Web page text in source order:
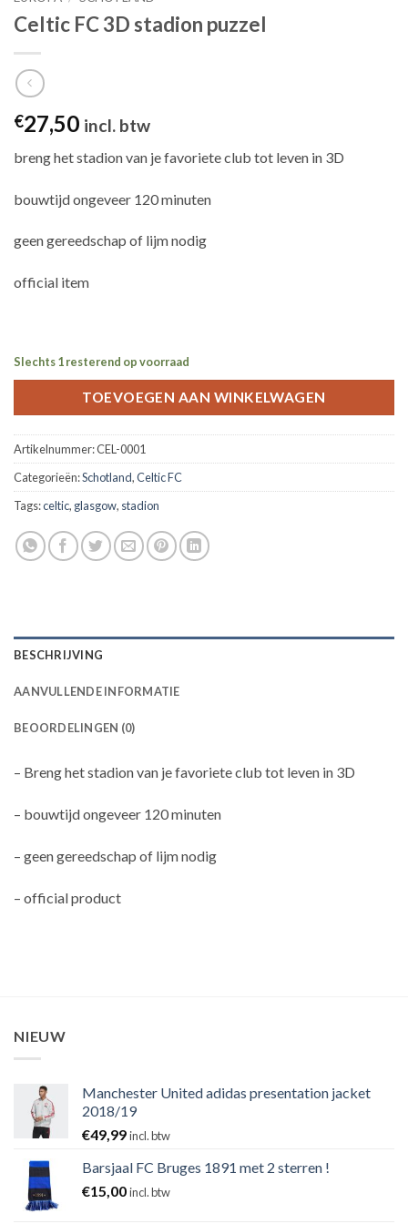
Celtic FC 3D stadion puzzel
€27,50 incl. btw
breng het stadion van je favoriete club tot leven in 3D
bouwtijd ongeveer 120 minuten
geen gereedschap of lijm nodig
official item
Slechts 1 resterend op voorraad
TOEVOEGEN AAN WINKELWAGEN
Artikelnummer:CEL-0001
Categorieën:Schotland,Celtic FC
Tags:celtic, glasgow, stadion
BESCHRIJVING
AANVULLENDE INFORMATIE
BEOORDELINGEN (0)
– Breng het stadion van je favoriete club tot leven in 3D
– bouwtijd ongeveer 120 minuten
– geen gereedschap of lijm nodig
– official product
NIEUW
Manchester United adidas presentation jacket
2018/19
€49,99incl. btw
Barsjaal FC Bruges 1891 met 2 sterren !
€15,00incl. btw